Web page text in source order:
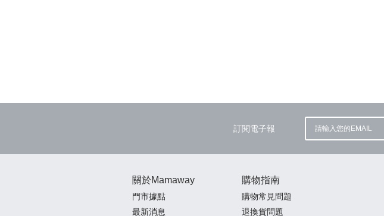
訂閱電子報
關於Mamaway
門市據點
最新消息
購物指南
購物常見問題
退換貨問題